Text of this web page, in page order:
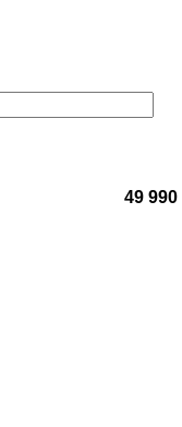
49 990